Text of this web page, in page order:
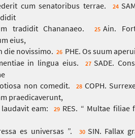
cum senatoribus terrae.
24
tradidit Chananaeo.
25 Ain.
eius,
die novissimo. 26 PHE. Os suum
in lingua eius.
27 SADE.
non comedit.
28 COPH.
praedicaverunt,
eam:
29 RES. “ Multae
es universas ”.
30 SIN. Fallax